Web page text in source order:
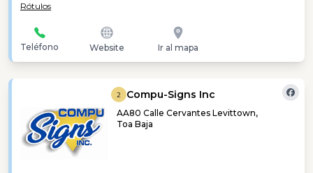
Rótulos
Teléfono Website Ir al mapa
2 Compu-Signs Inc
AA80 Calle Cervantes Levittown,
Toa Baja